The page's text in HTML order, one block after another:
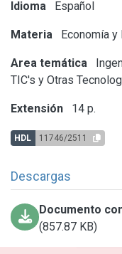
Idioma Español
Materia Economía
Area temática
TIC's y Otras
Extensión 14 p.
HDL 11746/2511
Descargas
Documento
(857.87 KB)